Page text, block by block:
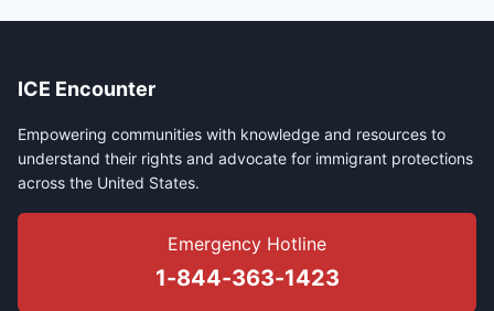
ICE Encounter
Empowering communities with knowledge and resources to
understand their rights and advocate for immigrant protections
across the United States.
Emergency Hotline
1-844-363-1423